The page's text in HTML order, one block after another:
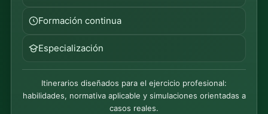
Formación continua
Especialización
Itinerarios diseñados para el ejercicio profesional:
habilidades, normativa aplicable y simulaciones orientadas a
casos reales.